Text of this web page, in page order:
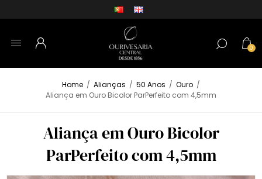
0
Home / Alianças / 50 Anos / Ouro /
Aliança em Ouro Bicolor ParPerfeito com 4,5mm
Aliança em Ouro Bicolor
ParPerfeito com 4,5mm